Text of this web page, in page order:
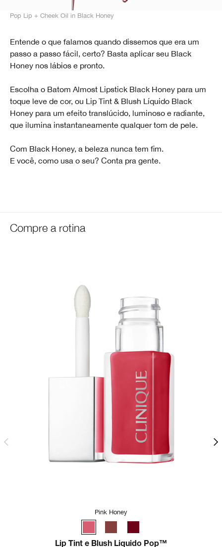
Pop Lip + Cheek Oil in Black Honey
Entende o que falamos quando dissemos que era um
passo a passo fácil, certo? Basta aplicar seu Black
Honey nos lábios e pronto.
Escolha o Batom Almost Lipstick Black Honey para um
toque leve de cor, ou Lip Tint & Blush Líquido Black
Honey para um efeito translúcido, luminoso e radiante,
que ilumina instantaneamente qualquer tom de pele.
Com Black Honey, a beleza nunca tem fim.
E você, como usa o seu? Conta pra gente.
Compre a rotina
Pink Honey
Lip Tint e Blush Liquido Pop™